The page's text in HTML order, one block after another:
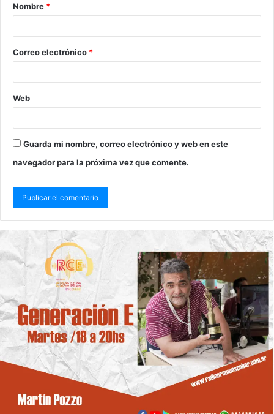
Nombre *
Correo electrónico *
Web
Guarda mi nombre, correo electrónico y web en este
navegador para la próxima vez que comente.